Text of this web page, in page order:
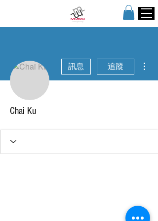
訊息 追蹤
Chai Ku